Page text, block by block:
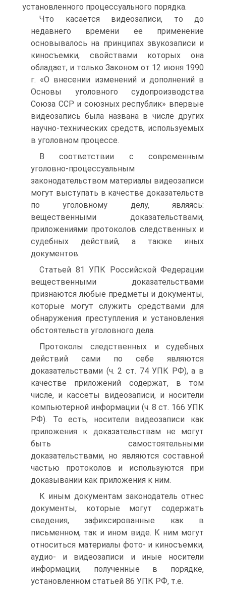
установленного процессуального порядка.
Что касается видеозаписи, то до
недавнего времени ее применение
основывалось на принципах звукозаписи и
киносъемки, свойствами которых она
обладает, и только Законом от 12 июня 1990
г. «О внесении изменений и дополнений в
Основы уголовного судопроизводства
Союза ССР и союзных республик» впервые
видеозапись была названа в числе других
научно-технических средств, используемых
в уголовном процессе.
В соответствии с современным
уголовно-процессуальным
законодательством материалы видеозаписи
могут выступать в качестве доказательств
по уголовному делу, являясь:
вещественными доказательствами,
приложениями протоколов следственных и
судебных действий, а также иных
документов.
Статьей 81 УПК Российской Федерации
вещественными доказательствами
признаются любые предметы и документы,
которые могут служить средствами для
обнаружения преступления и установления
обстоятельств уголовного дела.
Протоколы следственных и судебных
действий сами по себе являются
доказательствами (ч. 2 ст. 74 УПК РФ), а в
качестве приложений содержат, в том
числе, и кассеты видеозаписи, и носители
компьютерной информации (ч. 8 ст. 166 УПК
РФ). То есть, носители видеозаписи как
приложения к доказательствам не могут
быть самостоятельными
доказательствами, но являются составной
частью протоколов и используются при
доказывании как приложения к ним.
К иным документам законодатель отнес
документы, которые могут содержать
сведения, зафиксированные как в
письменном, так и ином виде. К ним могут
относиться материалы фото- и киносъемки,
аудио- и видеозаписи и иные носители
информации, полученные в порядке,
установленном статьей 86 УПК РФ, т.е.